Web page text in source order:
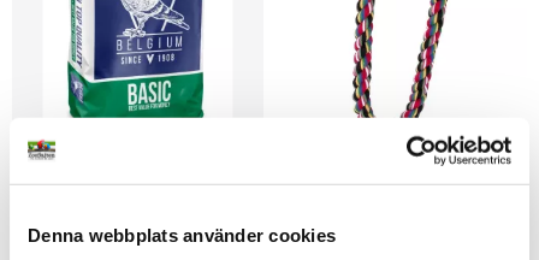
Denna webbplats använder cookies
Basic allround 20kg
20kg budgetfoder
390kr
Bomullsrep i flera längder
Färgglatt bomullsrep till
stimulerande miljö till din
fågel
Från 99